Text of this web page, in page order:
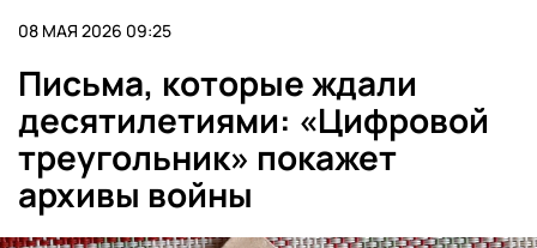
08 МАЯ 2026 09:25
Письма, которые ждали
десятилетиями: «Цифровой
треугольник» покажет
архивы войны